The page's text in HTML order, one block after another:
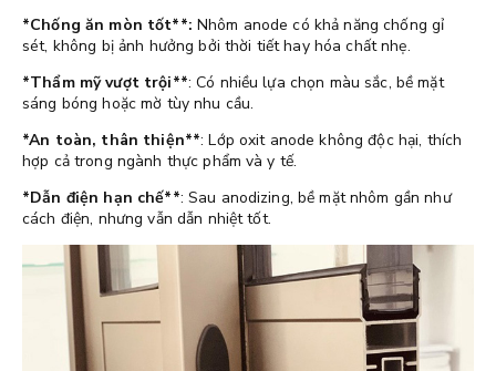
*Chống ăn mòn tốt**: Nhôm anode có khả năng chống gỉ
sét, không bị ảnh hưởng bởi thời tiết hay hóa chất nhẹ.
*Thẩm mỹ vượt trội**: Có nhiều lựa chọn màu sắc, bề mặt
sáng bóng hoặc mờ tùy nhu cầu.
*An toàn, thân thiện**: Lớp oxit anode không độc hại, thích
hợp cả trong ngành thực phẩm và y tế.
*Dẫn điện hạn chế**: Sau anodizing, bề mặt nhôm gần như
cách điện, nhưng vẫn dẫn nhiệt tốt.